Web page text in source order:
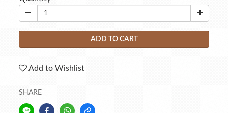
ADD TO CART
Add to Wishlist
SHARE